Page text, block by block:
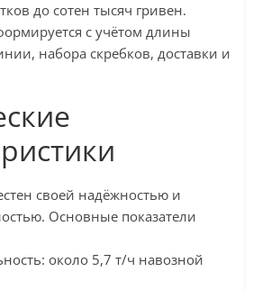
до сотен тысяч гривен.
с учётом длины
набора скребков, доставки и
своей надёжностью и
Основные показатели
около 5,7 т/ч навозной